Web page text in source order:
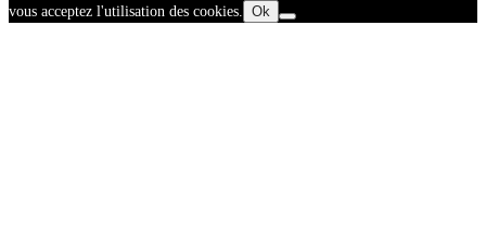
vous acceptez l'utilisation des cookies. Ok